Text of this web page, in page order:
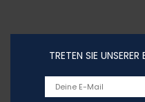
TRETEN SIE